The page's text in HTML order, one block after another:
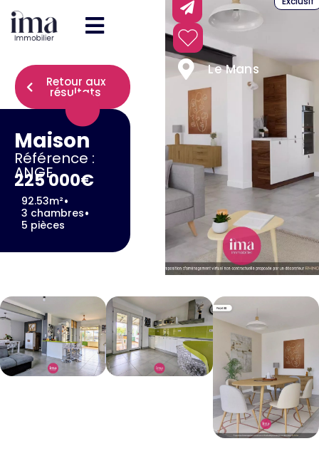
Retour aux
résultats
Maison
Référence :
ANGE
225 000€
92.53m²•
3 chambres•
5 pièces
Le Mans